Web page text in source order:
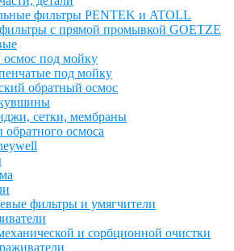
фильтры PENTEK и ATOLL
с прямой промывкой GOETZE
под мойку
под мойку
обратный осмос
сетки, мембраны
осмоса
фильтры и умягчители
и сорбционной очистки